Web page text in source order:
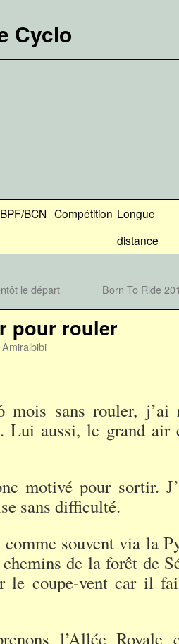
Cyclo
BPF/BCN Compétition Longue
distance
le départ Born To Ride
pour rouler
Amiralbibi
mois sans rouler,
Lui aussi, le grand air
motivé pour sortir.
sans difficulté.
souvent via la
de la forêt de
le coupe-vent car il
l’Allée Royale